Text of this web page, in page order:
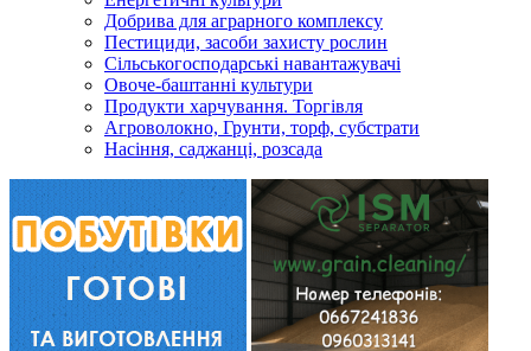
Добрива для аграрного комплексу
Пестициди, засоби захисту рослин
Сільськогосподарські навантажувачі
Овоче-баштанні культури
Продукти харчування. Торгівля
Агроволокно, Грунти, торф, субстрати
Насіння, саджанці, розсада